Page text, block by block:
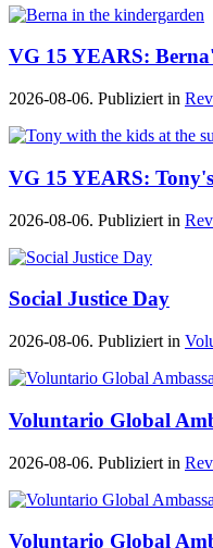
VG 15 YEARS:
2026-08-06. Publiziert in
VG 15 YEARS:
2026-08-06. Publiziert in
Social Justice Day
2026-08-06. Publiziert in
Voluntario Global
2026-08-06. Publiziert in
Voluntario Global